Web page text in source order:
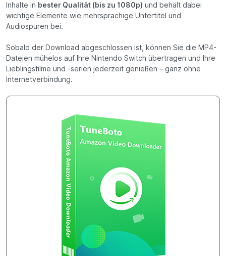
Inhalte in bester Qualität (bis zu 1080p) und behält dabei
wichtige Elemente wie mehrsprachige Untertitel und
Audiospuren bei.
Sobald der Download abgeschlossen ist, können Sie die MP4-
Dateien mühelos auf Ihre Nintendo Switch übertragen und Ihre
Lieblingsfilme und -serien jederzeit genießen – ganz ohne
Internetverbindung.